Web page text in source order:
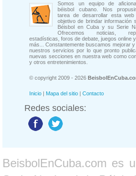
Somos un equipo de
béisbol cubano. Nos
tarea de desarrollar esta
objetivo de brindar información
Béisbol en Cuba y su Serie
Ofrecemos noticias,
estadísticas, foros de debate, juegos online
más... Constantemente buscamos mejorar y
nuestros servicios por lo que pronto
nuevas secciones en nuestra web como
y otros entretenimientos.
© copyright 2009 - 2026
Inicio | Mapa del sitio | Contacto
Redes sociales:
BeisbolEnCuba.com es